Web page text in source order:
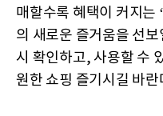
매할수록 혜택이 커지는
의 새로운 즐거움을 선
시 확인하고, 사용할 수
원한 쇼핑 즐기시길 바